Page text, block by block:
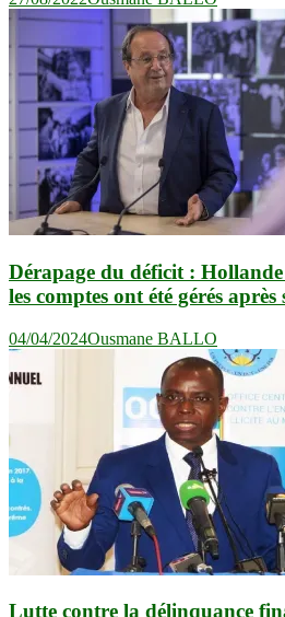
Dérapage du déficit : Hollande
les comptes ont été gérés
04/04/2024Ousmane BALLO
Lutte contre la délinquance